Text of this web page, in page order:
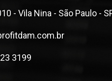
- Vila Nina - São Paulo -
3199